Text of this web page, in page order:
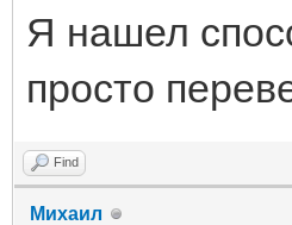
Я нашел
просто
Find
Михаил